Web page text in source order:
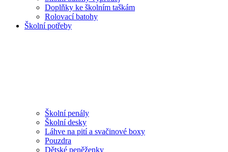
Doplňky ke školním taškám
Rolovací batohy
Školní potřeby
Školní penály
Školní desky
Láhve na pití a svačinové boxy
Pouzdra
Dětské peněženky